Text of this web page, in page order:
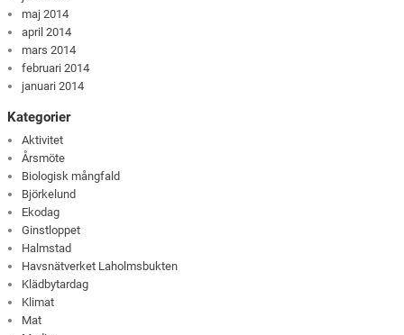
maj 2014
april 2014
mars 2014
februari 2014
januari 2014
Kategorier
Aktivitet
Årsmöte
Biologisk mångfald
Björkelund
Ekodag
Ginstloppet
Halmstad
Havsnätverket Laholmsbukten
Klädbytardag
Klimat
Mat